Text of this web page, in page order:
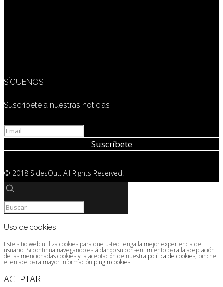
SÍGUENOS
Suscríbete a nuestras noticias
© 2018 SidesOut. All Rights Reserved.
Uso de cookies
Este sitio web utiliza cookies para que usted tenga la mejor experiencia de
usuario. Si continúa navegando está dando su consentimiento para la aceptación
de las mencionadas cookies y la aceptación de nuestra política de cookies, pinche
el enlace para mayor información.plugin cookies
ACEPTAR